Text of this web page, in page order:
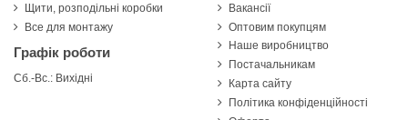
Щити, розподільні коробки
Все для монтажу
Графік роботи
Сб.-Вс.: Вихідні
Вакансії
Оптовим покупцям
Наше виробництво
Постачальникам
Карта сайту
Політика конфіденційності